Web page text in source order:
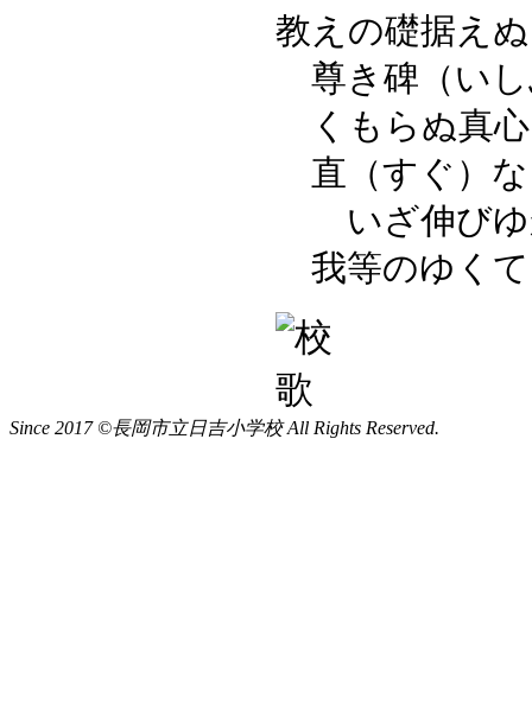
教えの礎据え
尊き碑（いし
くもらぬ真
直（すぐ）
いざ伸びゆ
我等のゆくて
Since 2017 ©長岡市立日吉小学校 All Rights Reserved.